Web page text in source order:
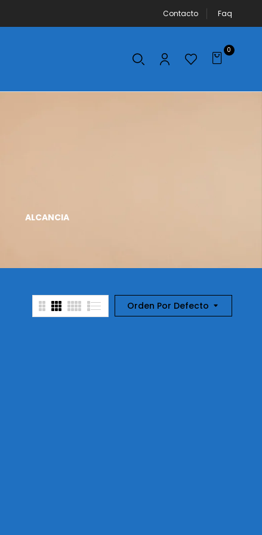
Contacto Faq
0
ALCANCIA
Orden Por Defecto